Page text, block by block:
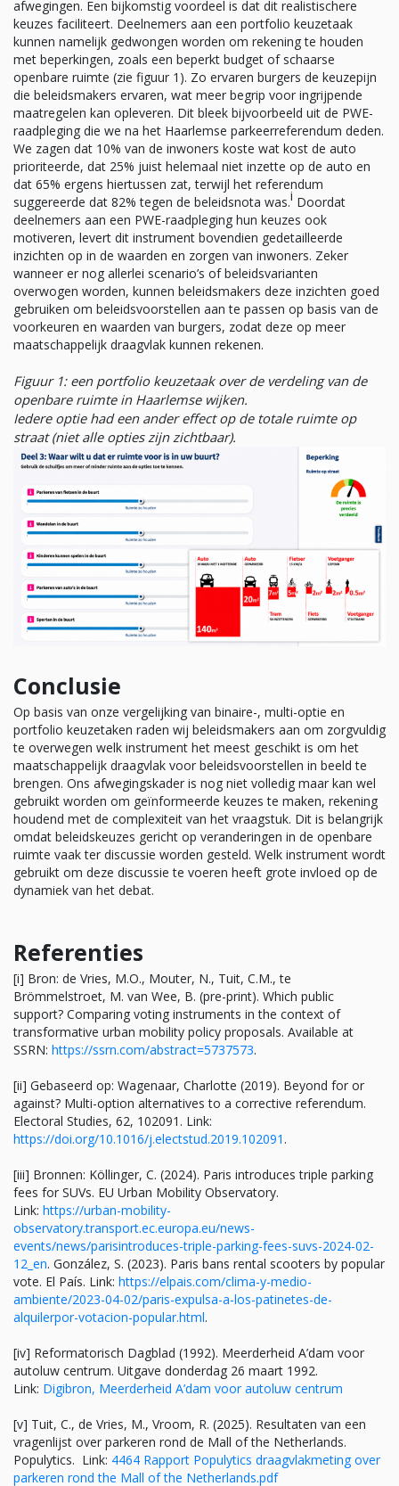
afwegingen. Een bijkomstig voordeel is dat dit realistischere
keuzes faciliteert. Deelnemers aan een portfolio keuzetaak
kunnen namelijk gedwongen worden om rekening te houden
met beperkingen, zoals een beperkt budget of schaarse
openbare ruimte (zie figuur 1). Zo ervaren burgers de keuzepijn
die beleidsmakers ervaren, wat meer begrip voor ingrijpende
maatregelen kan opleveren. Dit bleek bijvoorbeeld uit de PWE-
raadpleging die we na het Haarlemse parkeerreferendum deden.
We zagen dat 10% van de inwoners koste wat kost de auto
prioriteerde, dat 25% juist helemaal niet inzette op de auto en
dat 65% ergens hiertussen zat, terwijl het referendum
suggereerde dat 82% tegen de beleidsnota was.i Doordat
deelnemers aan een PWE-raadpleging hun keuzes ook
motiveren, levert dit instrument bovendien gedetailleerde
inzichten op in de waarden en zorgen van inwoners. Zeker
wanneer er nog allerlei scenario’s of beleidsvarianten
overwogen worden, kunnen beleidsmakers deze inzichten goed
gebruiken om beleidsvoorstellen aan te passen op basis van de
voorkeuren en waarden van burgers, zodat deze op meer
maatschappelijk draagvlak kunnen rekenen.
Figuur 1: een portfolio keuzetaak over de verdeling van de
openbare ruimte in Haarlemse wijken.
Iedere optie had een ander effect op de totale ruimte op
straat (niet alle opties zijn zichtbaar).
Conclusie
Op basis van onze vergelijking van binaire-, multi-optie en
portfolio keuzetaken raden wij beleidsmakers aan om zorgvuldig
te overwegen welk instrument het meest geschikt is om het
maatschappelijk draagvlak voor beleidsvoorstellen in beeld te
brengen. Ons afwegingskader is nog niet volledig maar kan wel
gebruikt worden om geïnformeerde keuzes te maken, rekening
houdend met de complexiteit van het vraagstuk. Dit is belangrijk
omdat beleidskeuzes gericht op veranderingen in de openbare
ruimte vaak ter discussie worden gesteld. Welk instrument wordt
gebruikt om deze discussie te voeren heeft grote invloed op de
dynamiek van het debat.
Referenties
[i] Bron: de Vries, M.O., Mouter, N., Tuit, C.M., te
Brömmelstroet, M. van Wee, B. (pre-print). Which public
support? Comparing voting instruments in the context of
transformative urban mobility policy proposals. Available at
SSRN: https://ssrn.com/abstract=5737573.
[ii] Gebaseerd op: Wagenaar, Charlotte (2019). Beyond for or
against? Multi-option alternatives to a corrective referendum.
Electoral Studies, 62, 102091. Link:
https://doi.org/10.1016/j.electstud.2019.102091 .
[iii] Bronnen: Köllinger, C. (2024). Paris introduces triple parking
fees for SUVs. EU Urban Mobility Observatory.
Link: https://urban-mobility-
observatory.transport.ec.europa.eu/news-
events/news/parisintroduces-triple-parking-fees-suvs-2024-02-
12_en. González, S. (2023). Paris bans rental scooters by popular
vote. El País. Link: https://elpais.com/clima-y-medio-
ambiente/2023-04-02/paris-expulsa-a-los-patinetes-de-
alquilerpor-votacion-popular.html.
[iv] Reformatorisch Dagblad (1992). Meerderheid A’dam voor
autoluw centrum. Uitgave donderdag 26 maart 1992.
Link: Digibron, Meerderheid A’dam voor autoluw centrum
[v] Tuit, C., de Vries, M., Vroom, R. (2025). Resultaten van een
vragenlijst over parkeren rond de Mall of the Netherlands.
Populytics. Link: 4464 Rapport Populytics draagvlakmeting over
parkeren rond the Mall of the Netherlands.pdf